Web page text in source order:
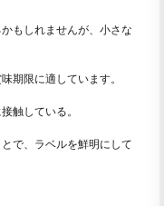
もしれませんが、小さな
期限に適しています。
触している。
で、ラベルを鮮明にして